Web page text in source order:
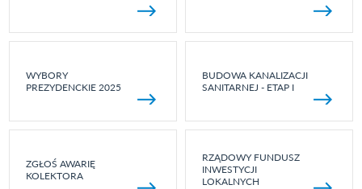
WYBORY
PREZYDENCKIE 2025
BUDOWA KANALIZACJI
SANITARNEJ - ETAP I
ZGŁOŚ AWARIĘ
KOLEKTORA
RZĄDOWY FUNDUSZ
INWESTYCJI
LOKALNYCH